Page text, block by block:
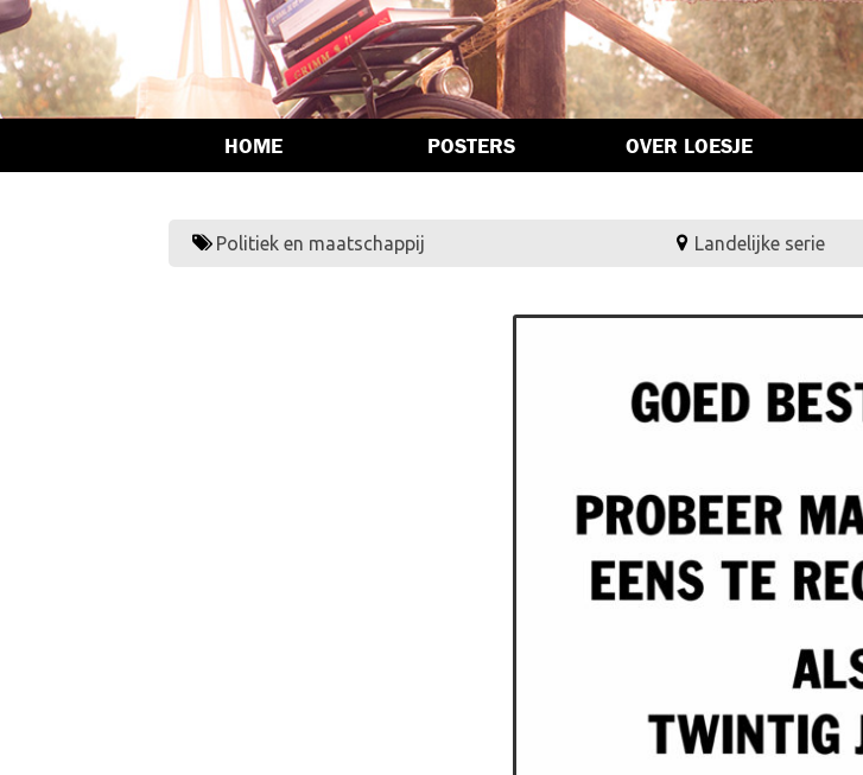
HOME POSTERS OVER LOESJE
Politiek en maatschappij Landelijke serie